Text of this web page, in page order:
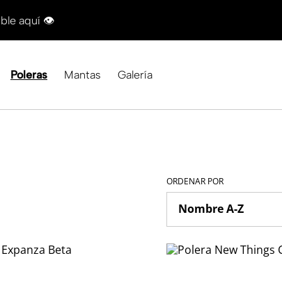
aquí 👁
Poleras Mantas Galería
ORDENAR POR